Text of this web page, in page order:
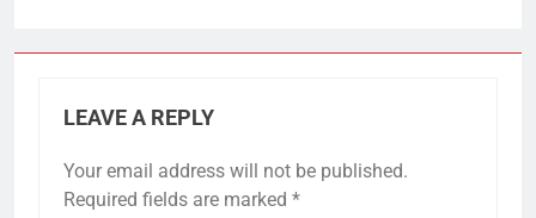
LEAVE A REPLY
Your email address will not be published.
Required fields are marked *